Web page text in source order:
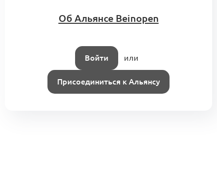
Об Альянсе Beinopen
Войти или
Присоединиться к Альянсу